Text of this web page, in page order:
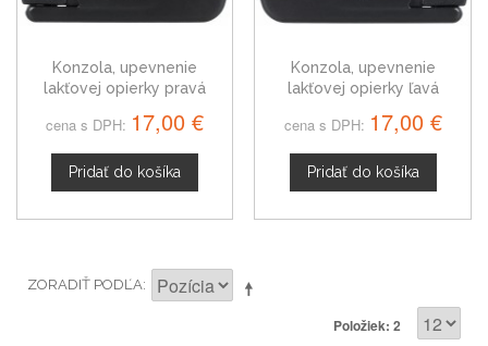
Konzola, upevnenie
lakťovej opierky pravá
cena s DPH: 17,00 €
Pridať do košíka
Konzola, upevnenie
lakťovej opierky ľavá
cena s DPH: 17,00 €
Pridať do košíka
ZORADIŤ PODĽA
Položiek: 2